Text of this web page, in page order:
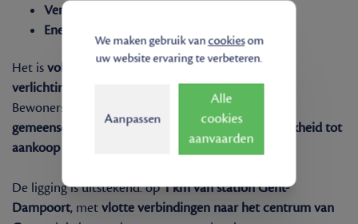
Ventilatiesysteem C+
Energielabel A(44 kwh/m² jaar)
Het isvolledig geschilderd, voorzien van
verlichtingsarmaturen
en instapklaar.
Bewoners kunnen gebruik maken van de
gemeenschappelijke fietsenbergingen er is
mogelijkheid tot
aankoop van een garagebox
De ligging is uitstekend: op1 km van station Gent-
Dampoort, metvlotte verbindingen naar het centrum van
We maken gebruik vancookiesom
uw website ervaring te verbeteren.
Aanpassen
Alle
cookies
aanvaarden